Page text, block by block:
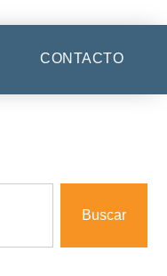
CONTACTO
Buscar